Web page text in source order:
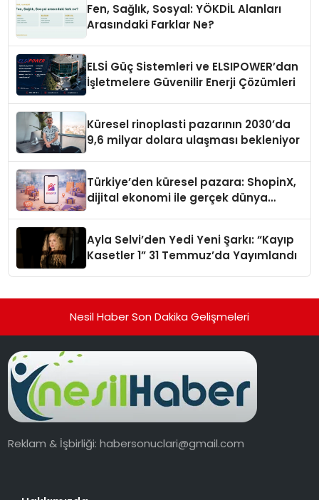
Fen, Sağlık, Sosyal: YÖKDİL Alanları
Arasındaki Farklar Ne?
ELSİ Güç Sistemleri ve ELSIPOWER’dan
İşletmelere Güvenilir Enerji Çözümleri
Küresel rinoplasti pazarının 2030’da
9,6 milyar dolara ulaşması bekleniyor
Türkiye’den küresel pazara: ShopinX,
dijital ekonomi ile gerçek dünya
Ayla Selvi’den Yedi Yeni Şarkı: “Kayıp
Kasetler 1” 31 Temmuz’da Yayımlandı
Nesil Haber Son Dakika Gelişmeleri
Reklam & İşbirliği:habersonuclari@gmail.com